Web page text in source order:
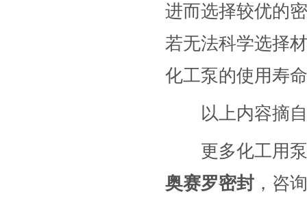
进而选择较优的
若无法科学选择
化工泵的使用寿
以上内容摘自
更多化工用泵
奥赛罗密封 ，咨